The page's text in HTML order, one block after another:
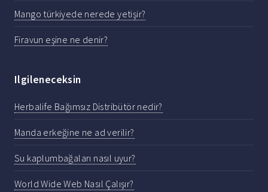
Mango türkiyede nerede yetişir?
Firavun eşine ne denir?
Ilgileneceksin
Herbalife Bağımsız Distribütör nedir?
Manda erkeğine ne ad verilir?
Su kaplumbağaları nasıl uyur?
World Wide Web Nasıl Çalışır?